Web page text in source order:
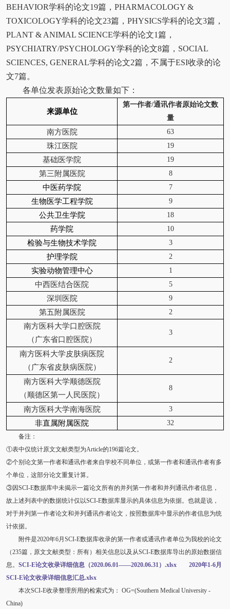
BEHAVIOR学科的论文19篇，PHARMACOLOGY &
TOXICOLOGY学科的论文23篇，PHYSICS学科的论文3篇，
PLANT & ANIMAL SCIENCE学科的论文1篇，
PSYCHIATRY/PSYCHOLOGY学科的论文8篇，SOCIAL
SCIENCES, GENERAL学科的论文2篇，不属于ESI收录的论
文7篇。
各单位发表原始论文数量如下：
来源单位
第一作者/通讯作者原始论文数
量
南方医院 63
珠江医院 19
基础医学院 19
第三附属医院 8
中医药学院 7
生物医学工程学院 9
公共卫生学院 18
药学院 10
检验与生物技术学院 3
护理学院 2
实验动物管理中心 1
中西医结合医院 5
深圳医院 9
第五附属医院 2
南方医科大学口腔医院
（广东省口腔医院）
3
南方医科大学皮肤病医院
（广东省皮肤病医院）
2
南方医科大学顺德医院
（顺德区第一人民医院）
8
南方医科大学南海医院 3
非直属附属医院 32
备注：
①表中仅统计原文文献类型为Article的196篇论文。
②个别论文第一作者和通讯作者来自学校不同单位，或第一作者和通讯作者有多
个单位，这部分论文重复计算。
③因SCI-E数据库中未揭示一篇论文所有的并列第一作者和并列通讯作者信息，
故上述列表中的数据统计仅以SCI-E数据库显示的具体信息为依据。也就是说，
对于并列第一作者论文和并列通讯作者论文，按照数据库中显示的作者信息为统
计依据。
附件是2020年6月SCI-E数据库收录的第一作者或通讯作者单位为我校的论文
（235篇，原文文献类型：所有）相关信息以及从SCI-E数据库导出的原始数据信
息。 SCI-E论文收录详细信息（2020.06.01——2020.06.31）.xlsx
2020年1-6月
SCI-E论文收录详细信息汇总.xlsx
本次SCI-E收录整理所用的检索式为： OG=(Southern Medical University -
China)